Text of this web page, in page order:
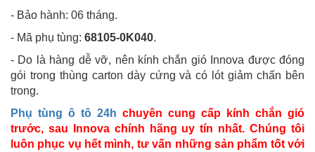
- Bảo hành: 06 tháng.
- Mã phụ tùng: 68105-0K040.
- Do là hàng dễ vỡ, nên kính chắn gió Innova được đóng
gói trong thùng carton dày cứng và có lót giảm chấn bên
trong.
Phụ tùng ô tô 24h chuyên cung cấp kính chắn gió
trước, sau Innova chính hãng uy tín nhất. Chúng tôi
luôn phục vụ hết mình, tư vấn những sản phẩm tốt với